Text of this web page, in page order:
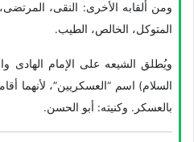
ومن ألقابه الأخرى: النقی، المرتضى،
المتوکل، الخالص، الطیب.
ویُطلق الشیعه على الإمام الهادی
السلام) اسم “العسکریین”، لأنهما
بالعسکر. وکنیته: أبو الحسن.